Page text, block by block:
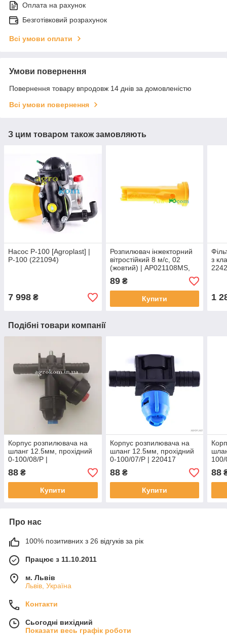
Оплата на рахунок
Безготівковий розрахунок
Всі умови оплати
Умови повернення
Повернення товару впродовж 14 днів за домовленістю
Всі умови повернення
З цим товаром також замовляють
Насос P-100 [Agroplast] |
P-100 (221094)
7 998 ₴
Розпилювач інжекторний
вітростійкий 8 м/с, 02
(жовтий) | AP021108MS,
220158 AGROPLAST
89₴
Купити
з
1
Подібні товари компанії
Корпус розпилювача на
шланг 12.5мм, прохідний
0-100/08/Р |
88 ₴
Купити
Корпус розпилювача на
шланг 12.5мм, прохідний
0-100/07/P | 220417
88₴
Купити
88
Про нас
100% позитивних з 26 відгуків за рік
Працює з 11.10.2011
м. Львів
Львів, Україна
Контакти
Сьогодні вихідний
Показати весь графік роботи